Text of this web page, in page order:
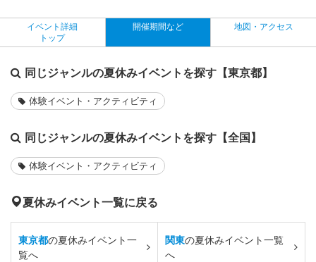
イベント詳細
トップ
開催期間など 地図・アクセス
同じジャンルの夏休みイベントを探す【東京都】
体験イベント・アクティビティ
同じジャンルの夏休みイベントを探す【全国】
体験イベント・アクティビティ
夏休みイベント一覧に戻る
東京都の夏休みイベント一
覧へ
関東の夏休みイベント一覧
へ